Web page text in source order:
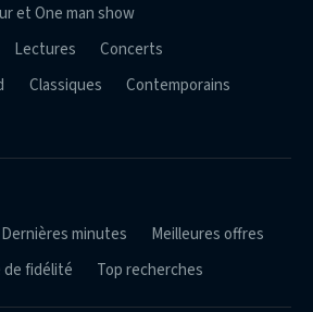
et One man show
Lectures
Concerts
Classiques
Contemporains
Dernières minutes
Meilleures offres
de fidélité Top recherches